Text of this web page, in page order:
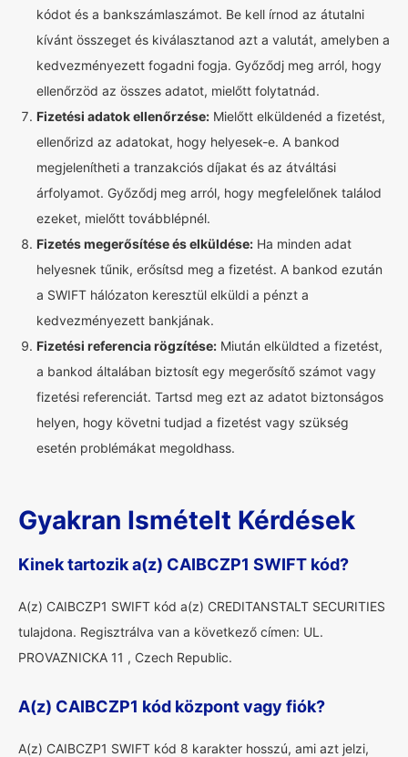
kódot és a bankszámlaszámot. Be kell írnod az átutalni
kívánt összeget és kiválasztanod azt a valutát, amelyben a
kedvezményezett fogadni fogja. Győződj meg arról, hogy
ellenőrzöd az összes adatot, mielőtt folytatnád.
Fizetési adatok ellenőrzése: Mielőtt elküldenéd a fizetést,
ellenőrizd az adatokat, hogy helyesek-e. A bankod
megjelenítheti a tranzakciós díjakat és az átváltási
árfolyamot. Győződj meg arról, hogy megfelelőnek találod
ezeket, mielőtt továbblépnél.
Fizetés megerősítése és elküldése: Ha minden adat
helyesnek tűnik, erősítsd meg a fizetést. A bankod ezután
a SWIFT hálózaton keresztül elküldi a pénzt a
kedvezményezett bankjának.
Fizetési referencia rögzítése: Miután elküldted a fizetést,
a bankod általában biztosít egy megerősítő számot vagy
fizetési referenciát. Tartsd meg ezt az adatot biztonságos
helyen, hogy követni tudjad a fizetést vagy szükség
esetén problémákat megoldhass.
Gyakran Ismételt Kérdések
Kinek tartozik a(z) CAIBCZP1 SWIFT kód?
A(z) CAIBCZP1 SWIFT kód a(z) CREDITANSTALT SECURITIES
tulajdona. Regisztrálva van a következő címen: UL.
PROVAZNICKA 11 , Czech Republic.
A(z) CAIBCZP1 kód központ vagy fiók?
A(z) CAIBCZP1 SWIFT kód 8 karakter hosszú, ami azt jelzi,